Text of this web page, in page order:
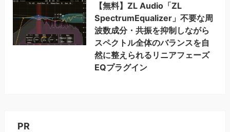
【無料】ZL Audio「ZL
SpectrumEqualizer」不要な周
波数成分・共振を抑制しながら
スペクトル全体のバランスを自
然に整えられるリニアフェーズ
EQプラグイン
PR